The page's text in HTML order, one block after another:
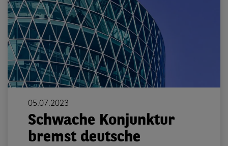
05.07.2023
Schwache Konjunktur
bremst deutsche